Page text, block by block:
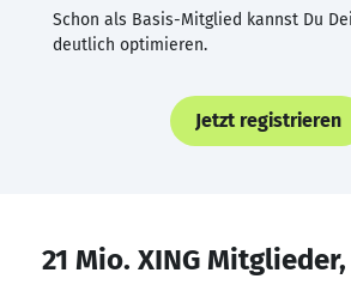
Schon als Basis-Mitglied kannst Du
deutlich optimieren.
Jetzt registrieren
21 Mio. XING